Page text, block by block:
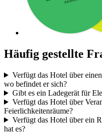
Häufig gestellte
Verfügt das Hotel über
wo befindet er sich?
Gibt es ein Ladegerät für
Verfügt das Hotel über
Feierlichkeitenräume?
Verfügt das Hotel über ein
hat es?